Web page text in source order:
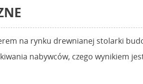
na rynku drewnianej stolarki
nabywców, czego wynikiem